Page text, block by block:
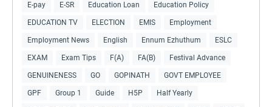
E-pay E-SR Education Loan Education Policy
EDUCATION TV ELECTION EMIS Employment
Employment News English Ennum Ezhuthum ESLC
EXAM Exam Tips F(A) FA(B) Festival Advance
GENUINENESS GO GOPINATH GOVT EMPLOYEE
GPF Group 1 Guide H5P Half Yearly